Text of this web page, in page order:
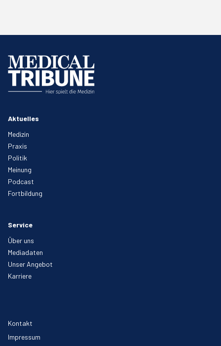
Aktuelles
Medizin
Praxis
Politik
Meinung
Podcast
Fortbildung
Service
Über uns
Mediadaten
Unser Angebot
Karriere
Kontakt
Impressum